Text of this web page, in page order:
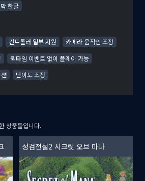
한글
컨트롤러 일부 지원
카메라 움직임 조정
퀵타임 이벤트 없이 플레이 가능
난이도 조정
상품들입니다.
성검전설2 시크릿 오브 마나